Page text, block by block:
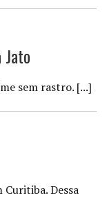
Jato
sem rastro. [...]
Curitiba. Dessa